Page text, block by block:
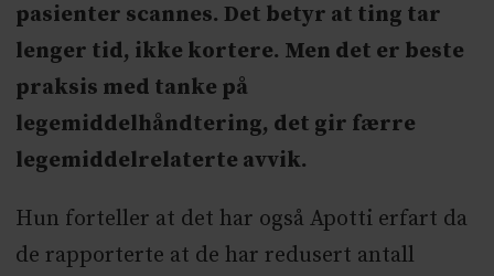
pasienter scannes. Det betyr at ting tar
lenger tid, ikke kortere. Men det er beste
praksis med tanke på
legemiddelhåndtering, det gir færre
legemiddelrelaterte avvik.
Hun forteller at det har også Apotti erfart da
de rapporterte at de har redusert antall